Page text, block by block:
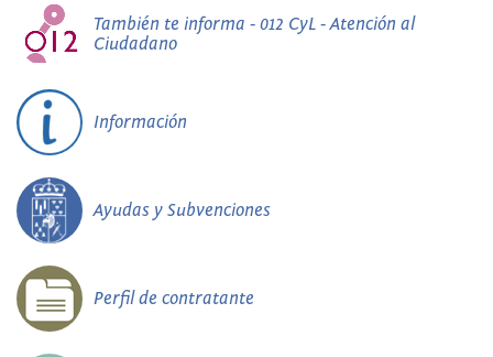
También te informa - 012 CyL - Atención al
Ciudadano
Información
Ayudas y Subvenciones
Perfil de contratante